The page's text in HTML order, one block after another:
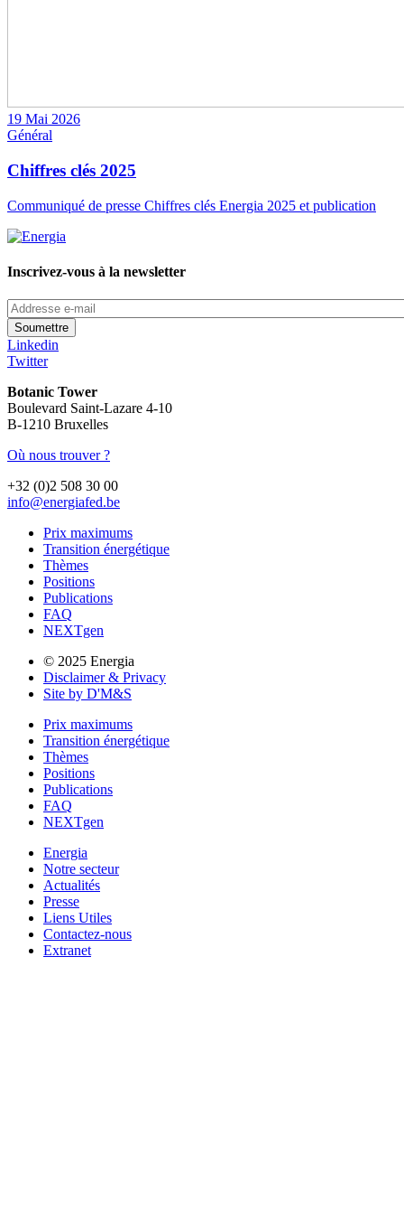
19 Mai 2026
Général
Chiffres clés 2025
Communiqué de presse Chiffres clés Energia 2025 et publication
Inscrivez-vous à la newsletter
Addresse
e-
mail
Linkedin
Twitter
Botanic Tower
Boulevard Saint-Lazare 4-10
B-1210 Bruxelles
Où nous trouver ?
+32 (0)2 508 30 00
info@energiafed.be
Prix maximums
Transition énergétique
Thèmes
Positions
Publications
FAQ
NEXTgen
© 2025 Energia
Disclaimer & Privacy
Site by D'M&S
Prix maximums
Transition énergétique
Thèmes
Positions
Publications
FAQ
NEXTgen
Energia
Notre secteur
Actualités
Presse
Liens Utiles
Contactez-nous
Extranet